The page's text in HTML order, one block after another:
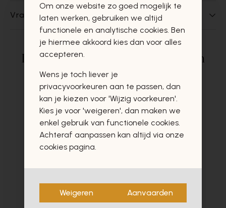
Vragen over dit product?
Deze producten zullen u zeker en
vast ook interesseren
Om onze website zo goed mogelijk te
laten werken, gebruiken we altijd
functionele en analytische cookies. Ben
je hiermee akkoord kies dan voor alles
accepteren.
Wens je toch liever je
privacyvoorkeuren aan te passen, dan
kan je kiezen voor 'Wijzig voorkeuren'.
Kies je voor 'weigeren', dan maken we
enkel gebruik van functionele cookies.
Achteraf aanpassen kan altijd via onze
cookies pagina.
Weigeren Aanvaarden